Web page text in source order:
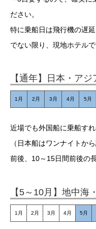
ださい。
特に乗船日は飛行機の遅
でない限り、現地ホテル
【通年】日本・アジ
1月 2月 3月 4月 5月
近場でも外国船に乗船す
（日本船はワンナイトか
前後、10～15日間前後の
【5～10月】地中海
1月 2月 3月 4月 5月